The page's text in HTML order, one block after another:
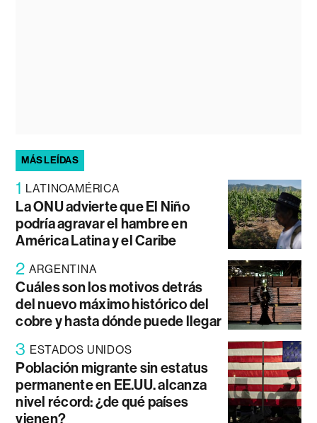
MÁS LEÍDAS
1 LATINOAMÉRICA
La ONU advierte que El Niño
podría agravar el hambre en
América Latina y el Caribe
2 ARGENTINA
Cuáles son los motivos detrás
del nuevo máximo histórico del
cobre y hasta dónde puede llegar
3 ESTADOS UNIDOS
Población migrante sin estatus
permanente en EE.UU. alcanza
nivel récord: ¿de qué países
vienen?